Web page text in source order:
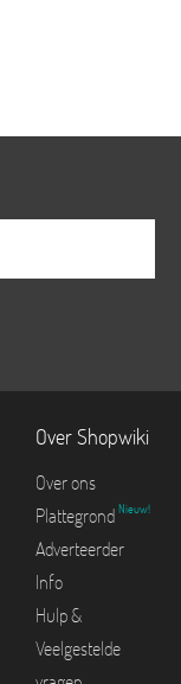
Over Shopwiki
Over ons
Plattegrond Nieuw!
Adverteerder
Info
Hulp &
Veelgestelde